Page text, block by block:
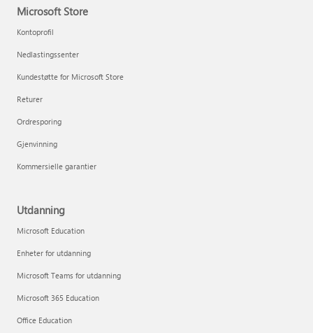
Microsoft Store
Kontoprofil
Nedlastingssenter
Kundestøtte for Microsoft Store
Returer
Ordresporing
Gjenvinning
Kommersielle garantier
Utdanning
Microsoft Education
Enheter for utdanning
Microsoft Teams for utdanning
Microsoft 365 Education
Office Education